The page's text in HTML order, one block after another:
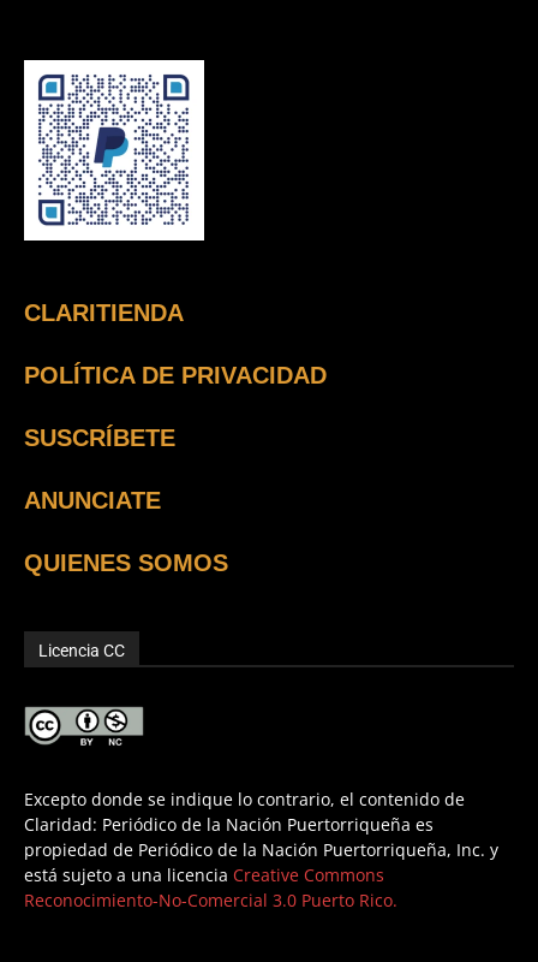
CLARITIENDA
POLÍTICA DE PRIVACIDAD
SUSCRÍBETE
ANUNCIATE
QUIENES SOMOS
Licencia CC
Excepto donde se indique lo contrario, el contenido de
Claridad: Periódico de la Nación Puertorriqueña es
propiedad de Periódico de la Nación Puertorriqueña, Inc. y
está sujeto a una licencia Creative Commons
Reconocimiento-No-Comercial 3.0 Puerto Rico.